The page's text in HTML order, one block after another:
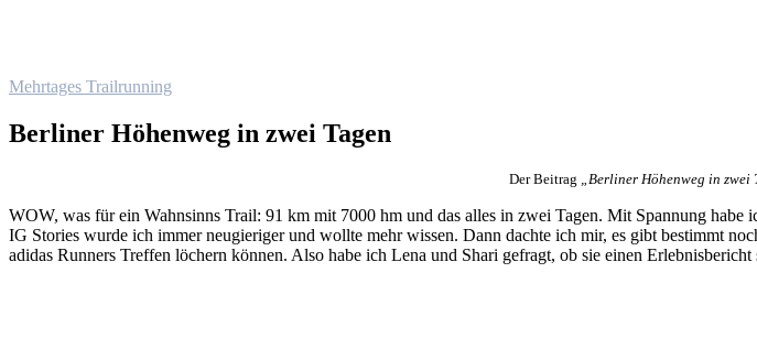
Mehrtages Trailrunning
Berliner Höhenweg in zwei Tagen
Der Beitrag „Berliner Höhenweg in zwei
WOW, was für ein Wahnsinns Trail: 91 km mit 7000 hm und das alles in zwei Tagen. Mit Spannung
IG Stories wurde ich immer neugieriger und wollte mehr wissen. Dann dachte ich mir, es gibt bestimmt
adidas Runners Treffen löchern können. Also habe ich Lena und Shari gefragt, ob sie einen